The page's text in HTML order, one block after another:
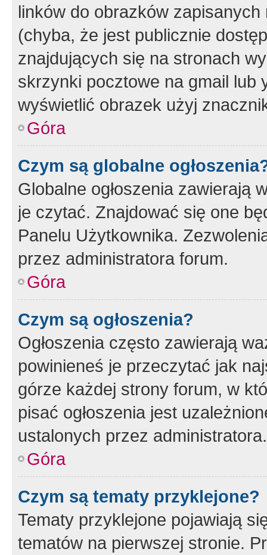
linków do obrazków
(chyba, że jest publicznie
znajdujących się na stronach
skrzynki pocztowe na gmail lub
wyświetlić obrazek użyj
Góra
Czym są globalne
Globalne ogłoszenia zawierają
je czytać. Znajdować się one
Panelu Użytkownika.
przez administratora forum.
Góra
Czym są ogłoszenia?
Ogłoszenia często zawierają
powinieneś je przeczytać jak
górze każdej strony forum, w
pisać ogłoszenia jest
ustalonych przez administratora.
Góra
Czym są tematy przyklejone?
Tematy przyklejone pojawiają
tematów na pierwszej stronie.